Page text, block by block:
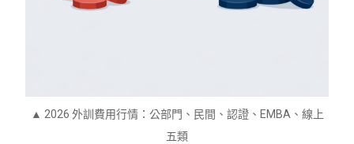
▲ 2026 外訓費用行情：公部門、民間、認證、EMBA、線上
五類